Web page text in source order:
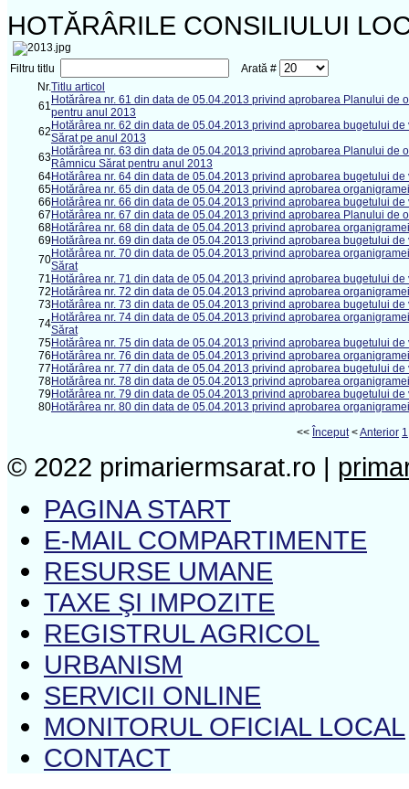
HOTĂRÂRILE CONSILIULUI
Filtru titlu
Arată #
Nr.Titlu articol
61 Hotărârea nr. 61 din data de 05.04.2013 privind aprobarea Planului
pentru anul 2013
62 Hotărârea nr. 62 din data de 05.04.2013 privind aprobarea bugetului
Sărat pe anul 2013
63Hotărârea nr. 63 din data de 05.04.2013 privind aprobarea Planului
Râmnicu Sărat pentru anul 2013
64Hotărârea nr. 64 din data de 05.04.2013 privind aprobarea bugetului
65Hotărârea nr. 65 din data de 05.04.2013 privind aprobarea
66 Hotărârea nr. 66 din data de 05.04.2013 privind aprobarea bugetului
67 Hotărârea nr. 67 din data de 05.04.2013 privind aprobarea Planului
68Hotărârea nr. 68 din data de 05.04.2013 privind aprobarea
69Hotărârea nr. 69 din data de 05.04.2013 privind aprobarea bugetului
70Hotărârea nr. 70 din data de 05.04.2013 privind aprobarea
Sărat
71 Hotărârea nr. 71 din data de 05.04.2013 privind aprobarea bugetului
72 Hotărârea nr. 72 din data de 05.04.2013 privind aprobarea
73Hotărârea nr. 73 din data de 05.04.2013 privind aprobarea bugetului
74Hotărârea nr. 74 din data de 05.04.2013 privind aprobarea
Sărat
75Hotărârea nr. 75 din data de 05.04.2013 privind aprobarea bugetului
76 Hotărârea nr. 76 din data de 05.04.2013 privind aprobarea
77 Hotărârea nr. 77 din data de 05.04.2013 privind aprobarea bugetului
78Hotărârea nr. 78 din data de 05.04.2013 privind aprobarea
79Hotărârea nr. 79 din data de 05.04.2013 privind aprobarea bugetului
80Hotărârea nr. 80 din data de 05.04.2013 privind aprobarea
<< Început<Anterior 1
© 2022 primariermsarat.ro |
PAGINA START
E-MAIL COMPARTIMENTE
RESURSE UMANE
TAXE ŞI IMPOZITE
REGISTRUL AGRICOL
URBANISM
SERVICII ONLINE
MONITORUL OFICIAL LOCAL
CONTACT